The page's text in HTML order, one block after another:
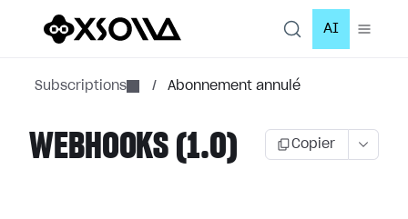
AI
Subscriptions / Abonnement annulé
WEBHOOKS (1.0) Copier